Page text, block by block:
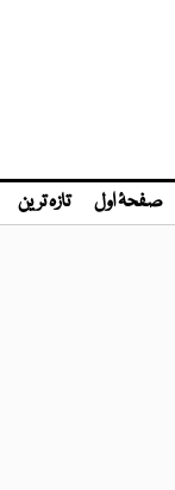
صفحۂ اول تازہ ترین